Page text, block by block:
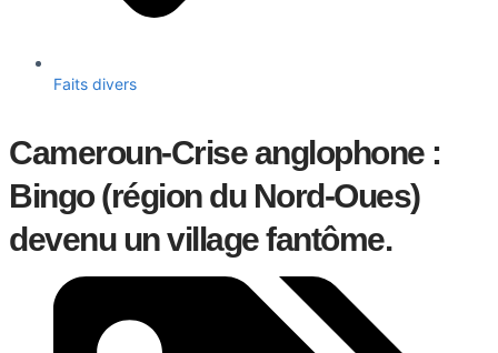
Faits divers
Cameroun-Crise anglophone :
Bingo (région du Nord-Oues)
devenu un village fantôme.